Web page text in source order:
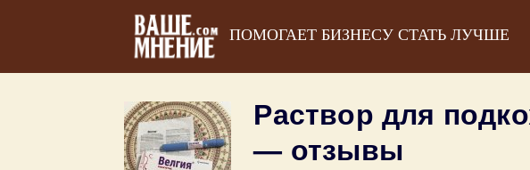
ПОМОГАЕТ БИЗНЕСУ СТАТЬ ЛУЧШЕ
Раствор для
— отзывы